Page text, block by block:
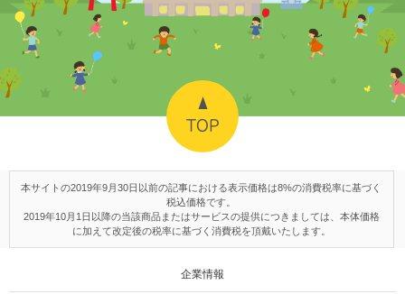
TOP
本サイトの2019年9月30日以前の記事における表示価格は8%の消費税率に基づく
税込価格です。
2019年10月1日以降の当該商品またはサービスの提供につきましては、本体価格
に加えて改定後の税率に基づく消費税を頂戴いたします。
企業情報